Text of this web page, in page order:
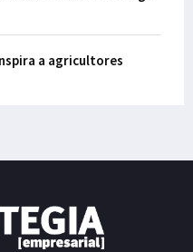
a agricultores